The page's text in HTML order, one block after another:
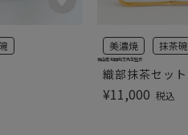
織部抹茶セット
美濃焼 抹茶碗
¥11,000 税込
桂山窯 和田和文先生監修